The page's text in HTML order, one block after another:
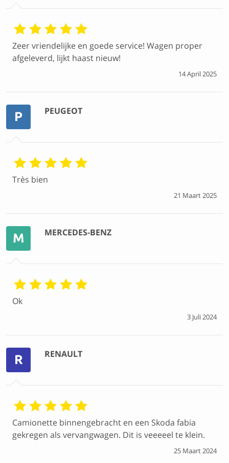
Zeer vriendelijke en goede service! Wagen proper
afgeleverd, lijkt haast nieuw!
14 April 2025
P PEUGEOT
Très bien
21 Maart 2025
M MERCEDES-BENZ
Ok
3 Juli 2024
R RENAULT
Camionette binnengebracht en een Skoda fabia
gekregen als vervangwagen. Dit is veeeeel te klein.
25 Maart 2024